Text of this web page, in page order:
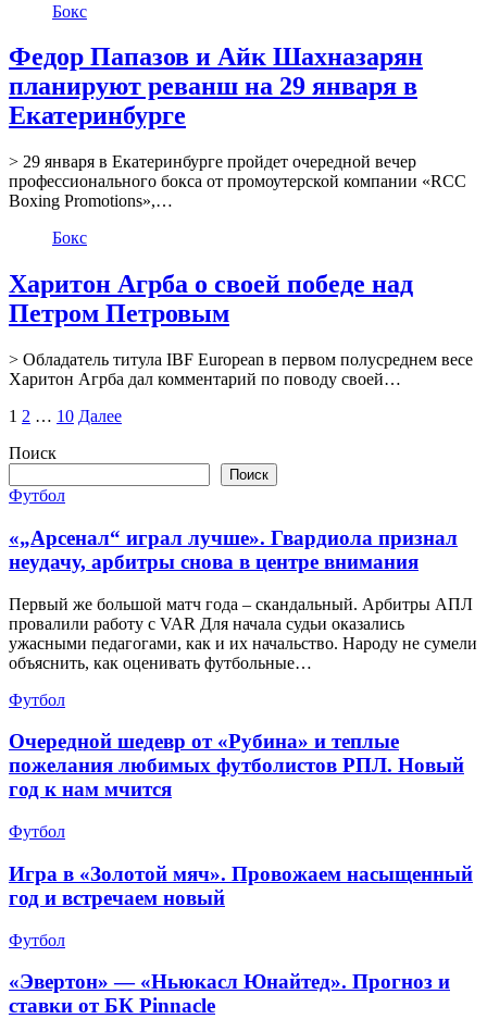
Бокс
Федор Папазов и Айк Шахназарян
планируют реванш на 29 января в
Екатеринбурге
> 29 января в Екатеринбурге пройдет очередной вечер
профессионального бокса от промоутерской компании «RCC
Boxing Promotions»,…
Бокс
Харитон Агрба о своей победе над
Петром Петровым
> Обладатель титула IBF European в первом полусреднем весе
Харитон Агрба дал комментарий по поводу своей…
Пагинация
записей
1 2 … 10 Далее
Поиск
Поиск
Футбол
«„Арсенал“ играл лучше». Гвардиола признал
неудачу, арбитры снова в центре внимания
Первый же большой матч года – скандальный. Арбитры АПЛ
провалили работу с VAR Для начала судьи оказались
ужасными педагогами, как и их начальство. Народу не сумели
объяснить, как оценивать футбольные…
Футбол
Очередной шедевр от «Рубина» и теплые
пожелания любимых футболистов РПЛ. Новый
год к нам мчится
Футбол
Игра в «Золотой мяч». Провожаем насыщенный
год и встречаем новый
Футбол
«Эвертон» — «Ньюкасл Юнайтед». Прогноз и
ставки от БК Pinnacle